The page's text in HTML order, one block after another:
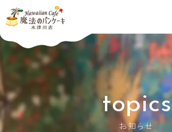
topics
お知らせ